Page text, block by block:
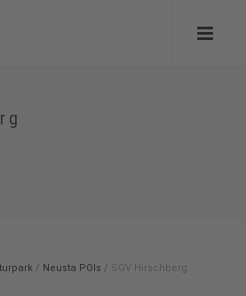
/ Neusta POIs / SGV Hirschberg